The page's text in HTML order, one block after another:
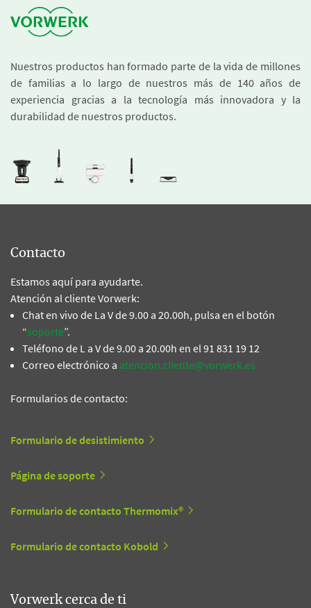
Nuestros productos han formado parte de la vida de millones
de familias a lo largo de nuestros más de 140 años de
experiencia gracias a la tecnología más innovadora y la
durabilidad de nuestros productos.
Contacto
Estamos aquí para ayudarte.
Atención al cliente Vorwerk:
Chat en vivo de La V de 9.00 a 20.00h, pulsa en el botón
“soporte”.
Teléfono de L a V de 9.00 a 20.00h en el 91 831 19 12
Correo electrónico a atencion.cliente@vorwerk.es
Formularios de contacto:
Formulario de desistimiento
Página de soporte
Formulario de contacto Thermomix®
Formulario de contacto Kobold
Vorwerk cerca de ti